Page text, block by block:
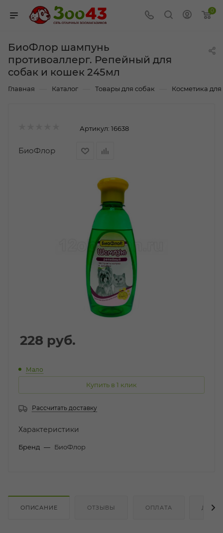
0
БиоФлор шампунь
противоаллерг. Репейный для
собак и кошек 245мл
Главная Каталог Товары для собак Косметика для
Артикул: 16638
БиоФлор
228 руб.
Мало
Купить в 1 клик
Рассчитать доставку
Характеристики
Бренд — БиоФлор
ОПИСАНИЕ ОТЗЫВЫ ОПЛАТА